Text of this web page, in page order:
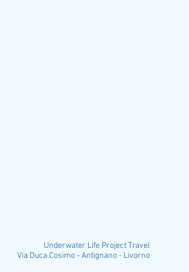
Underwater Life Project Travel
Duca Cosimo - Antignano - Livorno